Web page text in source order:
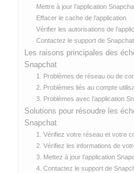
Mettre à jour l’application
Effacer le cache de l’application
Vérifier les autorisations de
Contactez le support de Snapchat
Les raisons principales des
Snapchat
1. Problèmes de réseau ou de
2. Problèmes liés au compte
3. Problèmes avec l’application
Solutions pour résoudre les
Snapchat
1. Vérifiez votre réseau et votre
2. Vérifiez les informations de
3. Mettez à jour l’application
4. Contactez le support de